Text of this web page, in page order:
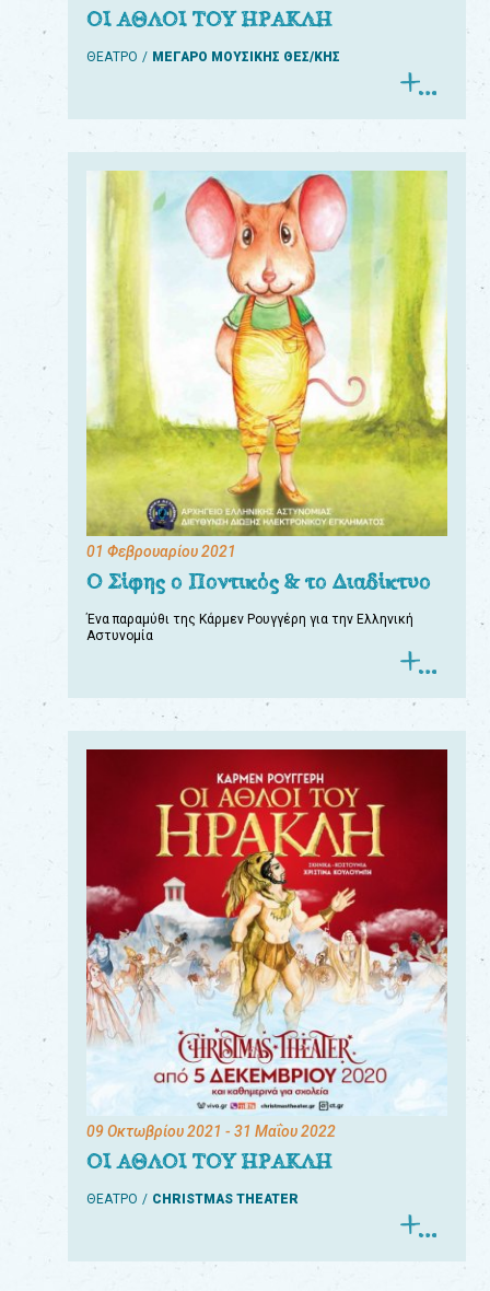
ΟΙ ΑΘΛΟΙ ΤΟΥ ΗΡΑΚΛΗ
ΘΕΑΤΡΟ ΜΕΓΑΡΟ ΜΟΥΣΙΚΗΣ ΘΕΣ/ΚΗΣ
01 Φεβρουαρίου 2021
Ο Σίφης ο Ποντικός & το Διαδίκτυο
Ένα παραμύθι της Κάρμεν Ρουγγέρη για την Ελληνική
Αστυνομία
09 Οκτωβρίου 2021 - 31 Μαΐου 2022
ΟΙ ΑΘΛΟΙ ΤΟΥ ΗΡΑΚΛΗ
ΘΕΑΤΡΟ CHRISTMAS THEATER